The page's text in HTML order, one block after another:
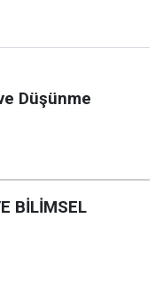
Düşünme
BİLİMSEL